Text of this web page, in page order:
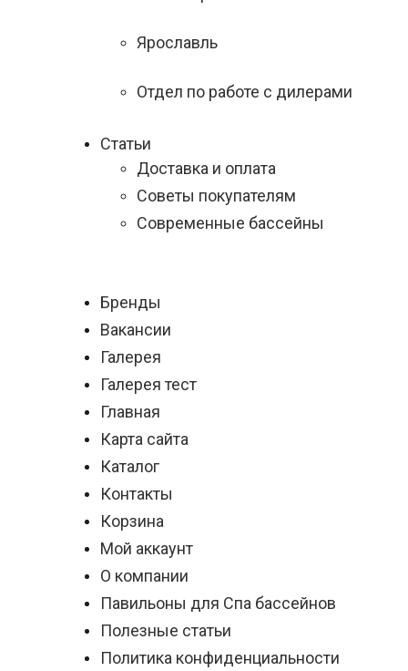
Ярославль
Отдел по работе с дилерами
Статьи
Доставка и оплата
Советы покупателям
Современные бассейны
Бренды
Вакансии
Галерея
Галерея тест
Главная
Карта сайта
Каталог
Контакты
Корзина
Мой аккаунт
О компании
Павильоны для Спа бассейнов
Полезные статьи
Политика конфиденциальности